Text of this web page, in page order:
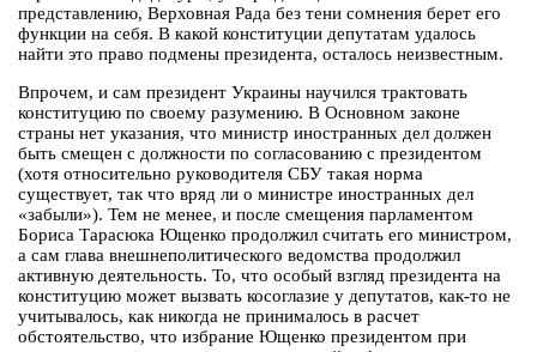
представлению, Верховная Рада без тени сомнения берет его
функции на себя. В какой конституции депутатам удалось
найти это право подмены президента, осталось неизвестным.
Впрочем, и сам президент Украины научился трактовать
конституцию по своему разумению. В Основном законе
страны нет указания, что министр иностранных дел должен
быть смещен с должности по согласованию с президентом
(хотя относительно руководителя СБУ такая норма
существует, так что вряд ли о министре иностранных дел
«забыли»). Тем не менее, и после смещения парламентом
Бориса Тарасюка Ющенко продолжил считать его министром,
а сам глава внешнеполитического ведомства продолжил
активную деятельность. То, что особый взгляд президента на
конституцию может вызвать косоглазие у депутатов, как-то не
учитывалось, как никогда не принималось в расчет
обстоятельство, что избрание Ющенко президентом при